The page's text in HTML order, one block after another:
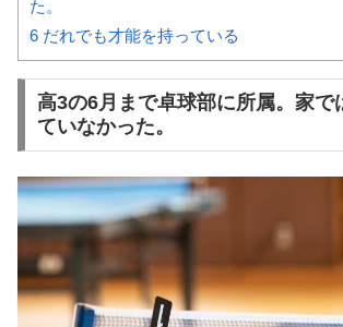
た。
6 だれでも才能を持っている
高3の6月まで卓球部に所属。家で
ていなかった。